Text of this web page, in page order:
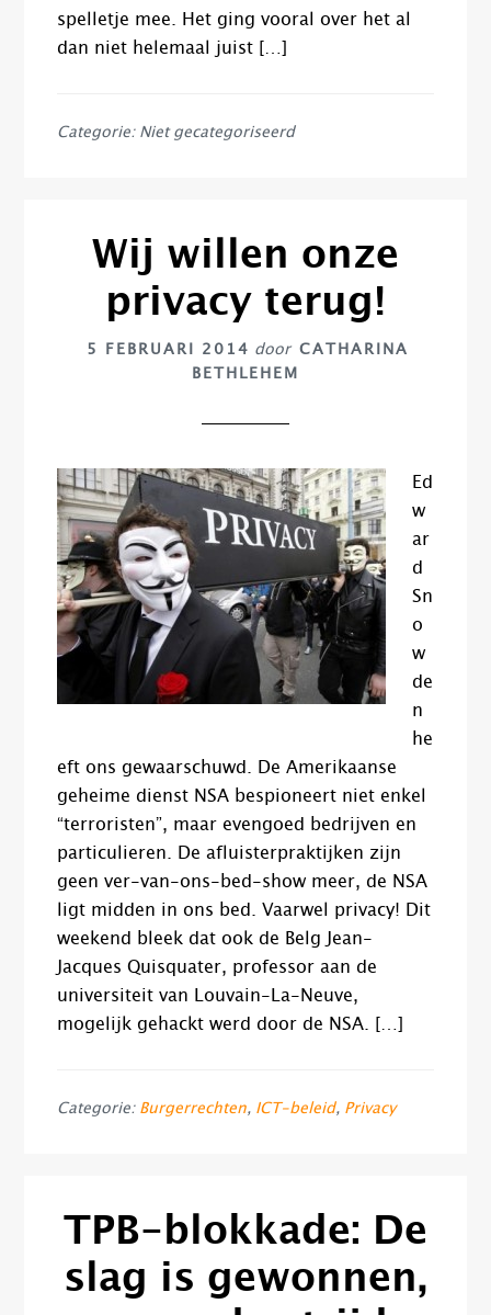
spelletje mee. Het ging vooral over het al
dan niet helemaal juist […]
Categorie: Niet gecategoriseerd
Wij willen onze
privacy terug!
5 FEBRUARI 2014 door CATHARINA
BETHLEHEM
Ed
w
ar
d
Sn
o
w
de
n
he
eft ons gewaarschuwd. De Amerikaanse
geheime dienst NSA bespioneert niet enkel
“terroristen”, maar evengoed bedrijven en
particulieren. De afluisterpraktijken zijn
geen ver-van-ons-bed-show meer, de NSA
ligt midden in ons bed. Vaarwel privacy! Dit
weekend bleek dat ook de Belg Jean-
Jacques Quisquater, professor aan de
universiteit van Louvain-La-Neuve,
mogelijk gehackt werd door de NSA. […]
Categorie: Burgerrechten, ICT-beleid, Privacy
TPB-blokkade: De
slag is gewonnen,